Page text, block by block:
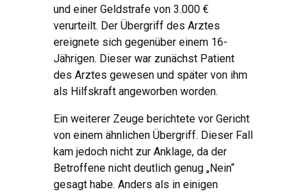
und einer Geldstrafe von 3.000 €
verurteilt. Der Übergriff des Arztes
ereignete sich gegenüber einem 16-
Jährigen. Dieser war zunächst Patient
des Arztes gewesen und später von ihm
als Hilfskraft angeworben worden.
Ein weiterer Zeuge berichtete vor Gericht
von einem ähnlichen Übergriff. Dieser Fall
kam jedoch nicht zur Anklage, da der
Betroffene nicht deutlich genug „Nein“
gesagt habe. Anders als in einigen